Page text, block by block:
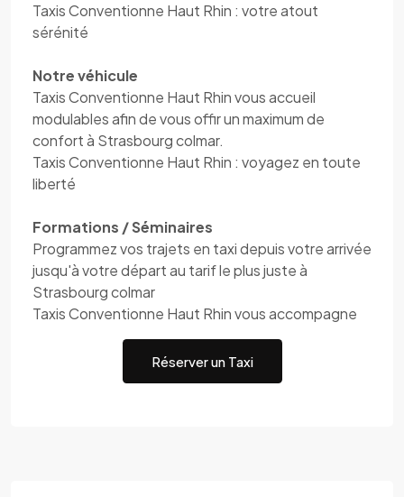
Taxis Conventionne Haut Rhin : votre atout
sérénité
Notre véhicule
Taxis Conventionne Haut Rhin vous accueil
modulables afin de vous offir un maximum de
confort à Strasbourg colmar.
Taxis Conventionne Haut Rhin : voyagez en toute
liberté
Formations / Séminaires
Programmez vos trajets en taxi depuis votre arrivée
jusqu'à votre départ au tarif le plus juste à
Strasbourg colmar
Taxis Conventionne Haut Rhin vous accompagne
Réserver un Taxi